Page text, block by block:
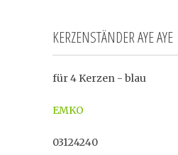
KERZENSTÄNDER AYE AYE
für 4 Kerzen - blau
EMKO
03124240